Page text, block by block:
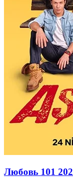
Любовь 101